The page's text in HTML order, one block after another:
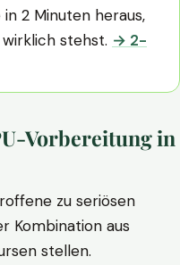
in 2 Minuten heraus,
stehst. → 2-
Vorbereitung in
zu seriösen
Kombination aus
stellen.